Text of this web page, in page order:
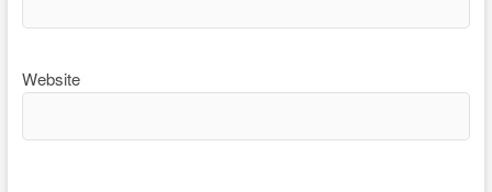
Website